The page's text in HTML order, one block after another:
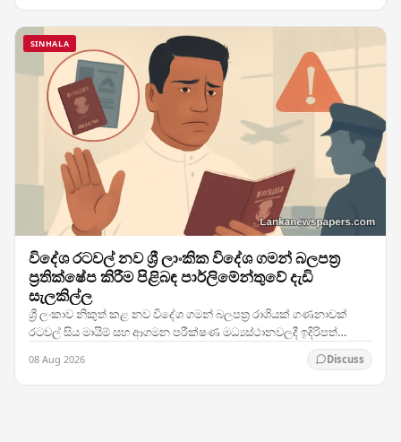
SINHALA
විදේශ රටවල් නව ශ්‍රී ලාංකික විදේශ ගමන් බලපත්‍ර
ප්‍රතික්ෂේප කිරීම පිළිබඳ පාර්ලිමේන්තුවේ දැඩි
සැලකිල්ල
ශ්‍රී ලංකාව නිකුත් කළ නව විදේශ ගමන් බලපත්‍ර රාශියක් ගණනාවක්
රටවල් සිය මායිම් සහ ආගමන පරීක්ෂණ මධ්‍යස්ථානවලදී ඉදිරිපත්
08 Aug 2026 Discuss